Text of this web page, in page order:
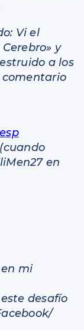
Vi el
y
a los
comentario
en
mi
desafío